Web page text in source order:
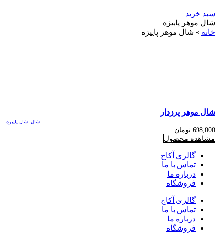
سبد خرید
شال موهر پاییزه
خانه » شال موهر پاییزه
شال موهر پرزدار
شال, شال پاییزه
698,000 تومان
مشاهده محصول
گالری آکاج
تماس با ما
درباره ما
فروشگاه
گالری آکاج
تماس با ما
درباره ما
فروشگاه